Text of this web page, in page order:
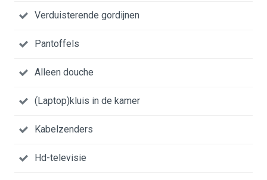
Verduisterende gordijnen
Pantoffels
Alleen douche
(Laptop)kluis in de kamer
Kabelzenders
Hd-televisie